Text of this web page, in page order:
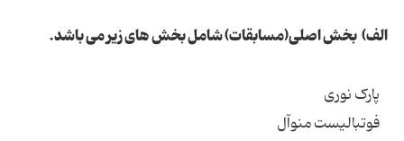
الف) بخش اصلی(مسابقات) شامل بخش های زیر می باشد.
پارک نوری
فوتبالیست منوآل